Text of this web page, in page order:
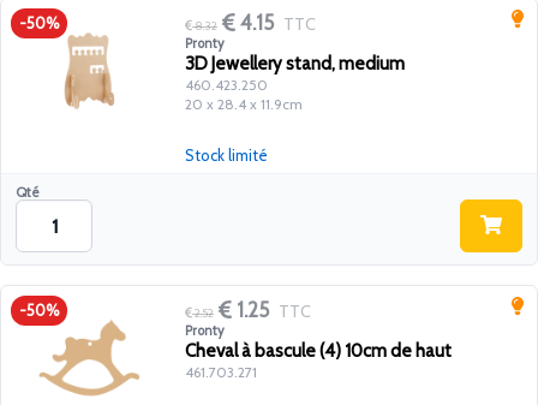
-50% 8.32 4.15 TTC
Pronty
3D Jewellery stand, medium
460.423.250
20 x 28.4 x 11.9cm
Qté
Stock limité
-50% 2.52 1.25 TTC
Pronty
Cheval à bascule (4) 10cm de haut
461.703.271